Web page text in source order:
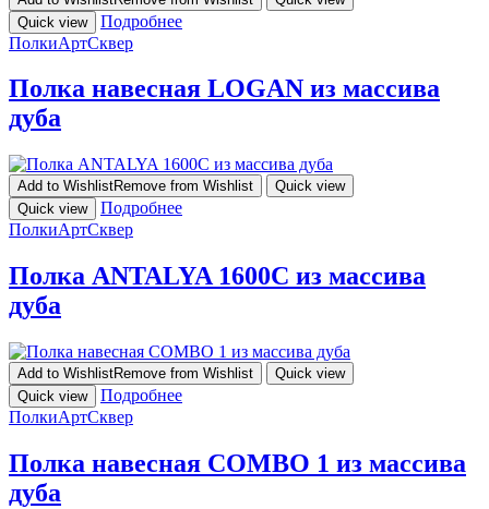
Quick view
Подробнее
ПолкиАртСквер
Полка навесная LOGAN из массива
дуба
Add to WishlistRemove from Wishlist
Quick view
Quick view
Подробнее
ПолкиАртСквер
Полка ANTALYA 1600С из массива
дуба
Add to WishlistRemove from Wishlist
Quick view
Quick view
Подробнее
ПолкиАртСквер
Полка навесная COMBO 1 из массива
дуба